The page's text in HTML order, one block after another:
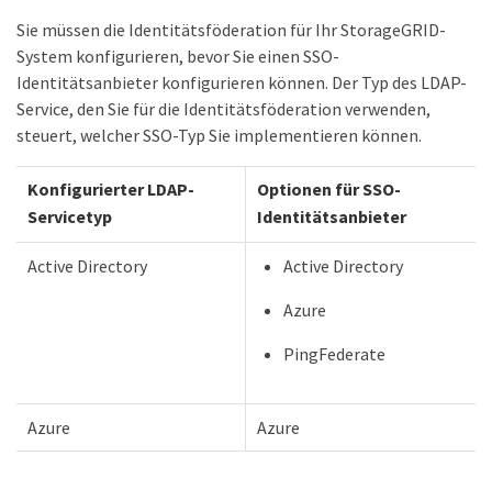
Sie müssen die Identitätsföderation für Ihr StorageGRID-
System konfigurieren, bevor Sie einen SSO-
Identitätsanbieter konfigurieren können. Der Typ des LDAP-
Service, den Sie für die Identitätsföderation verwenden,
steuert, welcher SSO-Typ Sie implementieren können.
Konfigurierter LDAP-
Servicetyp
Optionen für SSO-
Identitätsanbieter
Active Directory
Active Directory
Azure
PingFederate
Azure Azure